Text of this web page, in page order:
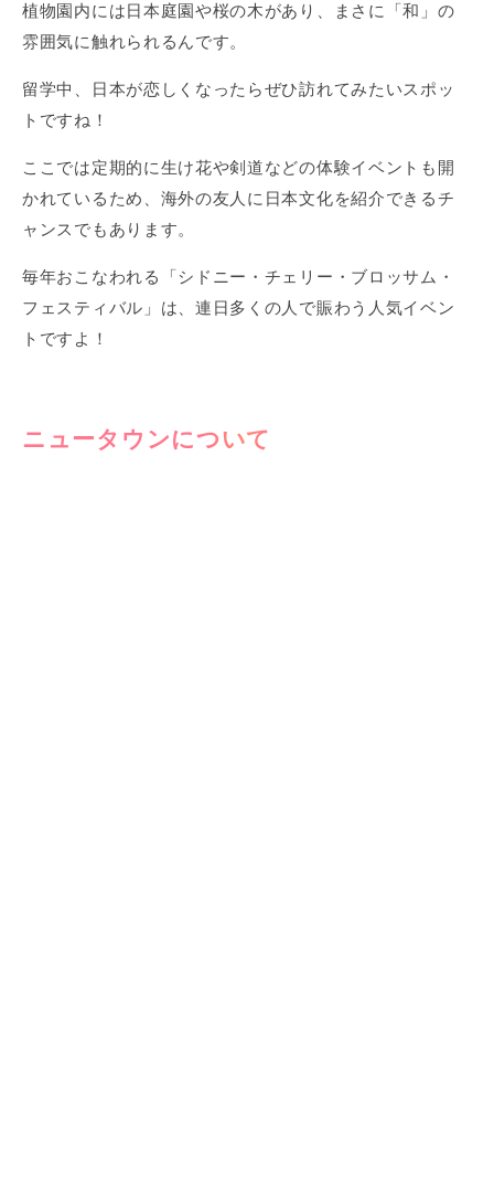
植物園内には日本庭園や桜の木があり、まさに「和」の
雰囲気に触れられるんです。
留学中、日本が恋しくなったらぜひ訪れてみたいスポッ
トですね！
ここでは定期的に生け花や剣道などの体験イベントも開
かれているため、海外の友人に日本文化を紹介できるチ
ャンスでもあります。
毎年おこなわれる「シドニー・チェリー・ブロッサム・
フェスティバル」は、連日多くの人で賑わう人気イベン
トですよ！
ニュータウンについて